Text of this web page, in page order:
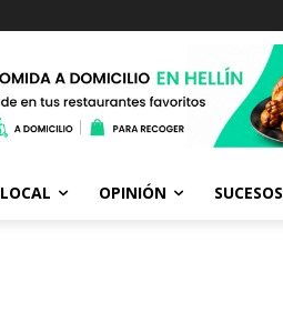
LOCAL OPINIÓN SUCESOS